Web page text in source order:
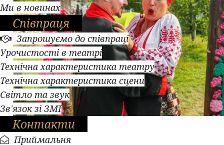
Ми в новинах
Співпраця
Запрошуємо до співпраці
Урочистості в театрі
Технічна характеристика театру
Технічна характеристика сцени
Світло та звук
Зв'язок зі ЗМІ
Контакти
Приймальня